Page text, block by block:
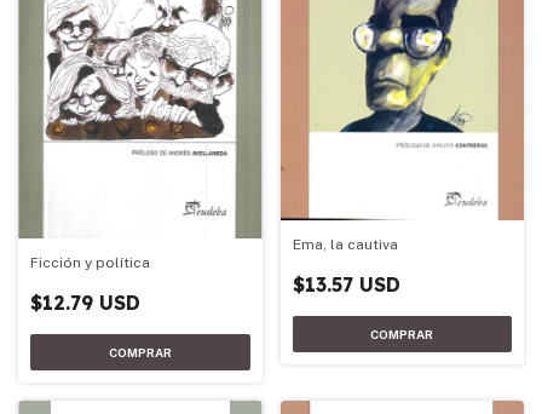
Ficción y política
$12.79 USD
Ema, la cautiva
$13.57 USD